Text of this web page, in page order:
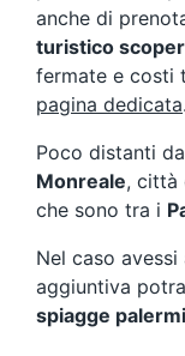
anche di
turistico
fermate e costi
pagina dedicata.
Poco distanti
Monreale, città
che sono tra i
Nel caso
aggiuntiva
spiagge